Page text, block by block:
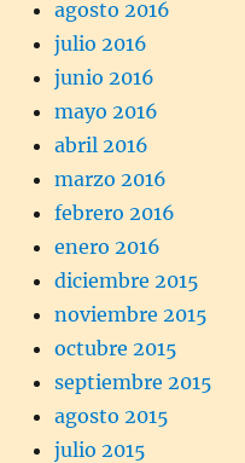
agosto 2016
julio 2016
junio 2016
mayo 2016
abril 2016
marzo 2016
febrero 2016
enero 2016
diciembre 2015
noviembre 2015
octubre 2015
septiembre 2015
agosto 2015
julio 2015